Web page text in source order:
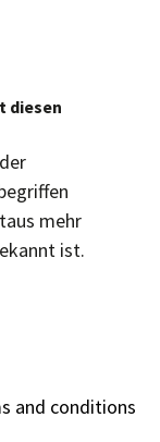
diesen
mehr
ist.
and conditions